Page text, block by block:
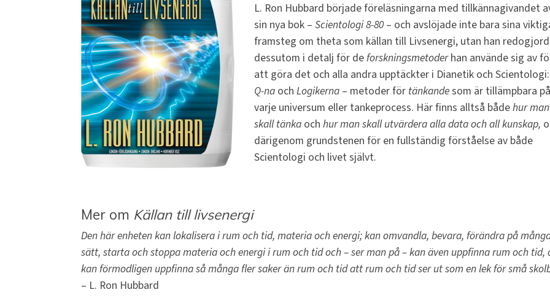
L. Ron Hubbard började föreläsningarna med tillkännagivandet
sin nya bok – Scientologi 8-80– och avslöjade inte bara sina
framsteg om theta som källan till Livsenergi, utan han
dessutom i detalj för deforskningsmetoderhan använde sig av
att göra det och alla andra upptäckter i Dianetik och Scientologi:
Q-naoch Logikerna– metoder för tänkandesom är tillämpbara på
varje universum eller tankeprocess. Här finns alltså bådehur man
skall tänkaoch hur man skall utvärdera alla data och all kunskap,
därigenom grundstenen för en fullständig förståelse av både
Scientologi och livet självt.
Mer om Källan till livsenergi
Den här enheten kan lokalisera i rum och tid, materia och energi; kan omvandla, bevara, förändra på
sätt, starta och stoppa materia och energi i rum och tid och – ser man på – kan även uppfinna rum och tid,
kan förmodligen uppfinna så många fler saker än rum och tid att rum och tid ser ut som en lek för små
– L. Ron Hubbard